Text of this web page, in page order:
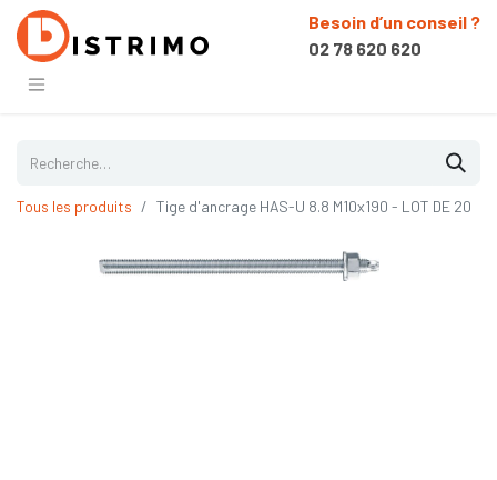
Besoin d’un conseil ?
02 78 620 620
Tous les produits Tige d'ancrage HAS-U 8.8 M10x190 - LOT DE 20